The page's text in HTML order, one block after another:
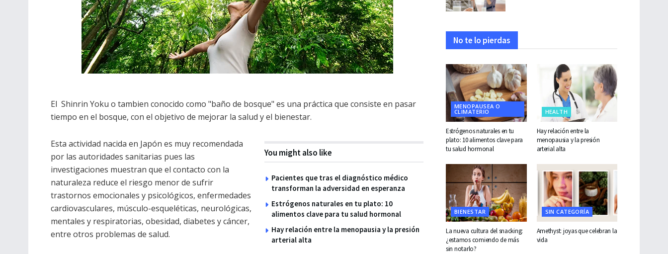
El Shinrin Yoku o tambien conocido como "baño de bosque" es una práctica que consiste en pasar
tiempo en el bosque, con el objetivo de mejorar la salud y el bienestar.
You might also like
Pacientes que tras el diagnóstico médico
transforman la adversidad en esperanza
Estrógenos naturales en tu plato: 10
alimentos clave para tu salud hormonal
Hay relación entre la menopausia y la presión
arterial alta
Esta actividad nacida en Japón es muy recomendada
por las autoridades sanitarias pues las
investigaciones muestran que el contacto con la
naturaleza reduce el riesgo menor de sufrir
trastornos emocionales y psicológicos, enfermedades
cardiovasculares, músculo-esqueléticas, neurológicas,
mentales y respiratorias, obesidad, diabetes y cáncer,
entre otros problemas de salud.
No te lo pierdas
MENOPAUSEA O
CLIMATERIO
Estrógenos naturales en tu
plato: 10 alimentos clave para
tu salud hormonal
HEALTH
Hay relación entre la
menopausia y la presión
arterial alta
BIENESTAR
La nueva cultura del snacking:
¿estamos comiendo de más
sin notarlo?
SIN CATEGORÍA
Amethyst: joyas que celebran la
vida